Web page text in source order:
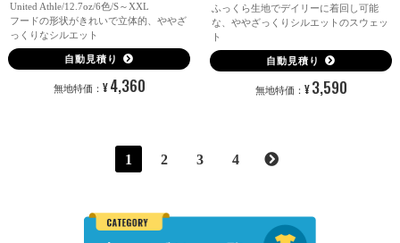
United Athle/12.7oz/6色/S～XXL
フードの形状がきれいで立体的、ややざ
っくりなシルエット
自動見積り
無地特価： ¥ 4,360
ふっくら生地でデイリーに着回し可能
な、ややざっくりシルエットのスウェッ
ト
自動見積り
無地特価： ¥ 3,590
1 2 3 4